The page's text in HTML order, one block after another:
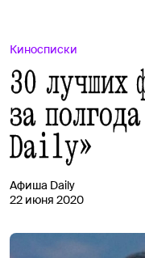
Киносписки
30 лучших
за
Daily»
Афиша Daily
22 июня 2020